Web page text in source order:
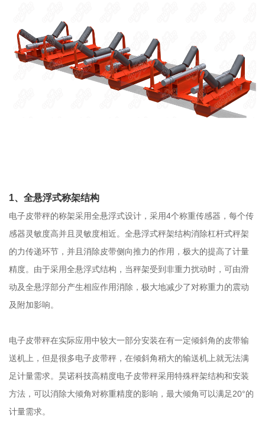
1、全悬浮式称架结构
电子皮带秤的称架采用全悬浮式设计，采用4个称重传感器，每个传
感器灵敏度高并且灵敏度相近。全悬浮式秤架结构消除杠杆式秤架
的力传递环节，并且消除皮带侧向推力的作用，极大的提高了计量
精度。由于采用全悬浮式结构，当秤架受到非重力扰动时，可由滑
动及全悬浮部分产生相应作用消除，极大地减少了对称重力的震动
及附加影响。
电子皮带秤在实际应用中较大一部分安装在有一定倾斜角的皮带输
送机上，但是很多电子皮带秤，在倾斜角稍大的输送机上就无法满
足计量需求。昊诺科技高精度电子皮带秤采用特殊秤架结构和安装
方法，可以消除大倾角对称重精度的影响，最大倾角可以满足20°的
计量需求。